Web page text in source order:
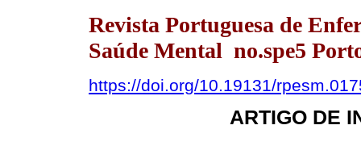
Revista Portuguesa de
Saúde Mental no.spe5
https://doi.org/10.19131/
ARTIGO DE